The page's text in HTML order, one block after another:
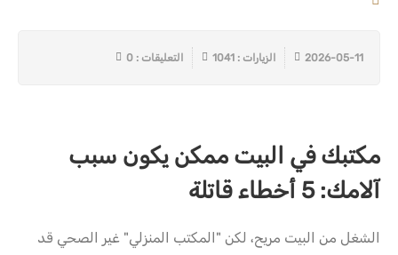
2026-05-11 الزيارات : 1041 التعليقات : 0
مكتبك في البيت ممكن يكون سبب
آلامك: 5 أخطاء قاتلة
الشغل من البيت مريح، لكن "المكتب المنزلي" غير الصحي قد